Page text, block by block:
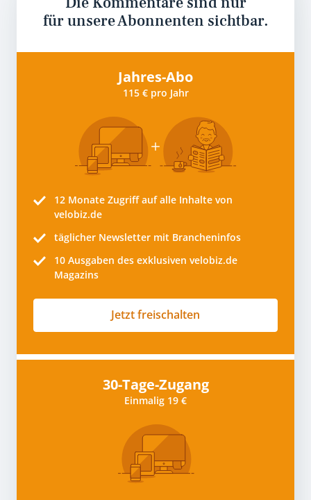
für unsere Abonnenten sichtbar.
Jahres-Abo
115 € pro Jahr
12 Monate Zugriff auf alle Inhalte von
velobiz.de
täglicher Newsletter mit Brancheninfos
10 Ausgaben des exklusiven velobiz.de
Magazins
Jetzt freischalten
30-Tage-Zugang
Einmalig 19 €